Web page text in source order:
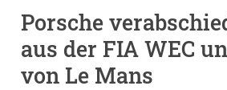
Porsche
aus der FIA WEC
von Le Mans